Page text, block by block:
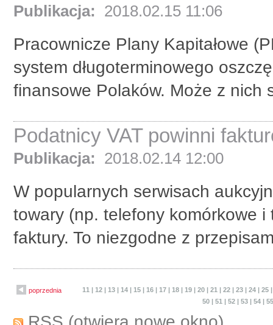
Publikacja: 2018.02.15 11:06
Pracownicze Plany Kapitałowe
system długoterminowego
finansowe Polaków. Może z nich
Podatnicy VAT powinni
Publikacja: 2018.02.14 12:00
W popularnych serwisach
towary (np. telefony komórkowe
faktury. To niezgodne z
poprzednia 11 | 12 | 13 | 14 | 15 | 16 | 17 | 18 | 19 | 20 | 21 | 22 | 23 | 24 | 25
50 |51 |52 |53 |54 |